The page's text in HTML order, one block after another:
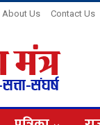
About Us Contact Us